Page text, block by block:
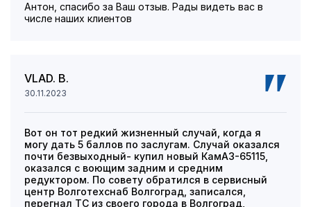
Антон, спасибо за Ваш отзыв. Рады видеть вас в
числе наших клиентов
VLAD. B.
30.11.2023
Вот он тот редкий жизненный случай, когда я
могу дать 5 баллов по заслугам. Случай оказался
почти безвыходный- купил новый КамАЗ-65115,
оказался с воющим задним и средним
редуктором. По совету обратился в сервисный
центр Волготехснаб Волгоград, записался,
перегнал ТС из своего города в Волгоград,